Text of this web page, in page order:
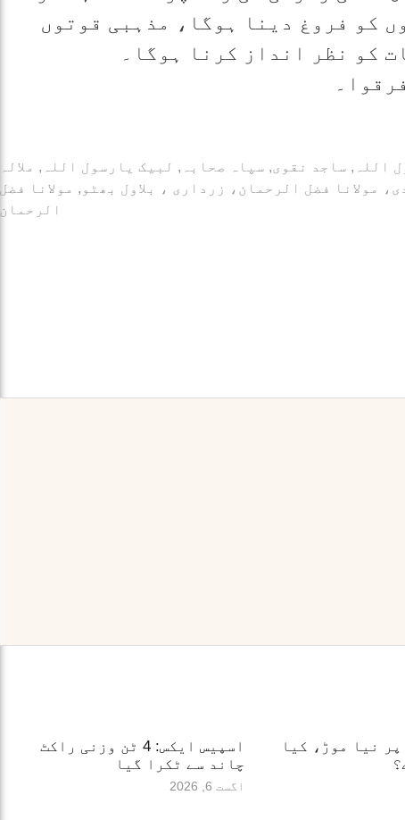
کو فروغ دینا ہوگا، مذہبی قوتوں
کو نظر انداز کرنا ہوگا۔
اللہ , ساجد نقوی, سپاہ صحابہ , لبیک یارسول اللہ , ملالہ
مولانا فضل الرحمان، زرداری ، بلاول بھٹو , مولانا فضل
الرحمان
نیا موڑ، کیا
اسپیس ایکس: 4 ٹن وزنی راکٹ
چاند سے ٹکرا گیا
اگست 6, 2026